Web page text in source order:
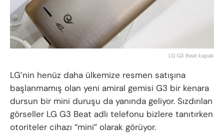
LG G3 Beat kapak
LG’nin henüz daha ülkemize resmen satışına
başlanmamış olan yeni amiral gemisi G3 bir kenara
dursun bir mini duruşu da yanında geliyor. Sızdırılan
görseller LG G3 Beat adlı telefonu bizlere tanıtırken
otoriteler cihazı “mini” olarak görüyor.